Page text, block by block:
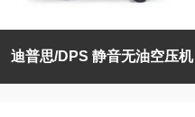
迪普思/DPS 静音无油空压机